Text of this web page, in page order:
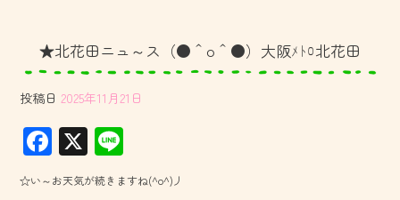
★北花田ニュ～ス（●＾o＾●）大阪ﾒﾄﾛ北花田
投稿日 2025年11月21日
F
ac
X
ne
☆い～お天気が続きますね(^o^)丿